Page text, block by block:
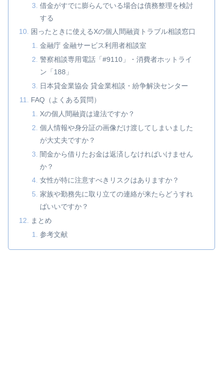
借金がすでに膨らんでいる場合は債務整理を検討
する
困ったときに使えるXの個人間融資トラブル相談窓口
金融庁 金融サービス利用者相談室
警察相談専用電話「#9110」・消費者ホットライ
ン「188」
日本貸金業協会 貸金業相談・紛争解決センター
FAQ（よくある質問）
Xの個人間融資は違法ですか？
個人情報や身分証の画像だけ渡してしまいました
が大丈夫ですか？
闇金から借りたお金は返済しなければいけません
か？
女性が特に注意すべきリスクはありますか？
家族や勤務先に取り立ての連絡が来たらどうすれ
ばいいですか？
まとめ
参考文献